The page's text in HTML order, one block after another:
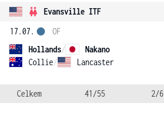
Evansville ITF
17.07.
Hollands/
Nakano
Collie/ Lancaster
OF
Celkem 41/55 2/6